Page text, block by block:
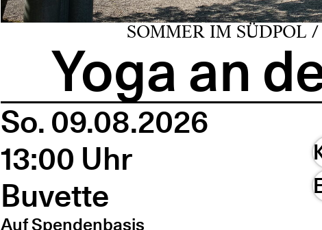
SOMMER IM SÜDPOL
Yoga an
So. 09.08.2026
13:00 Uhr
Buvette
Auf Spendenbasis